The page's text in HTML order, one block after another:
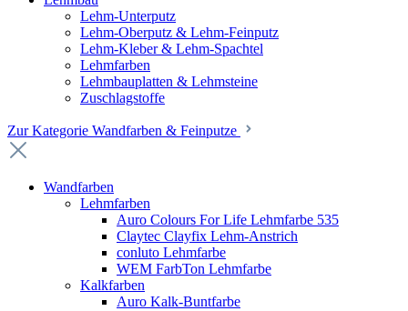
Lehm-Unterputz
Lehm-Oberputz & Lehm-Feinputz
Lehm-Kleber & Lehm-Spachtel
Lehmfarben
Lehmbauplatten & Lehmsteine
Zuschlagstoffe
Zur Kategorie Wandfarben & Feinputze
Wandfarben
Lehmfarben
Auro Colours For Life Lehmfarbe 535
Claytec Clayfix Lehm-Anstrich
conluto Lehmfarbe
WEM FarbTon Lehmfarbe
Kalkfarben
Auro Kalk-Buntfarbe